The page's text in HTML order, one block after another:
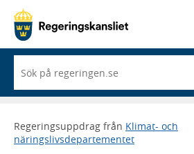
du
börjar
skriva
framträder
en
Regeringsuppdrag från Klimat- och
näringslivsdepartementet